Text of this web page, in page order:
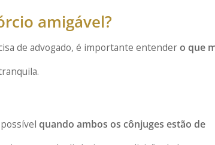
amigável?
de advogado, é importante entendero que
possívelquando ambos os cônjuges estão de